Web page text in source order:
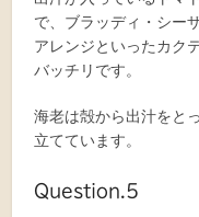
で、ブラッディ・シー
アレンジといったカク
バッチリです。
海老は殻から出汁をと
立てています。
Question.5